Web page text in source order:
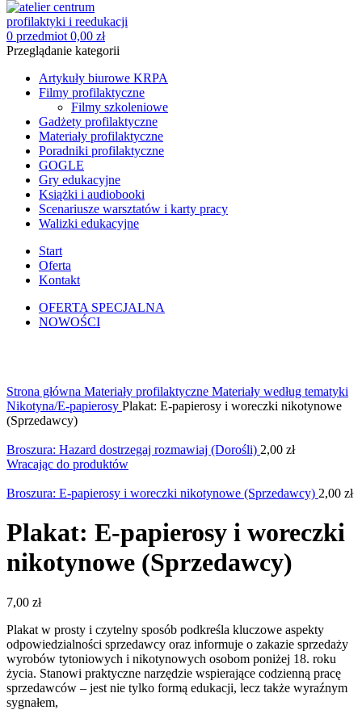
0 przedmiot 0,00 zł
Przeglądanie kategorii
Artykuły biurowe KRPA
Filmy profilaktyczne
Filmy szkoleniowe
Gadżety profilaktyczne
Materiały profilaktyczne
Poradniki profilaktyczne
GOGLE
Gry edukacyjne
Książki i audiobooki
Scenariusze warsztatów i karty pracy
Walizki edukacyjne
Start
Oferta
Kontakt
OFERTA SPECJALNA
NOWOŚCI
Strona główna Materiały profilaktyczne Materiały według tematyki
Nikotyna/E-papierosy Plakat: E-papierosy i woreczki nikotynowe
(Sprzedawcy)
Broszura: Hazard dostrzegaj rozmawiaj (Dorośli) 2,00 zł
Wracając do produktów
Broszura: E-papierosy i woreczki nikotynowe (Sprzedawcy) 2,00 zł
Plakat: E-papierosy i woreczki
nikotynowe (Sprzedawcy)
7,00 zł
Plakat w prosty i czytelny sposób podkreśla kluczowe aspekty
odpowiedzialności sprzedawcy oraz informuje o zakazie sprzedaży
wyrobów tytoniowych i nikotynowych osobom poniżej 18. roku
życia. Stanowi praktyczne narzędzie wspierające codzienną pracę
sprzedawców – jest nie tylko formą edukacji, lecz także wyraźnym
sygnałem,